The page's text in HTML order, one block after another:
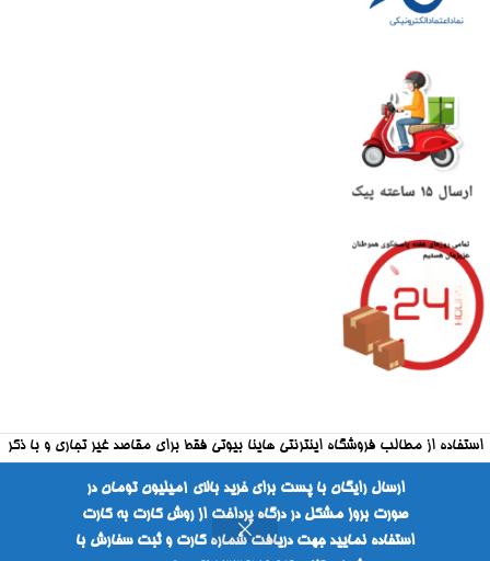
ارسال رایگان با پست برای خرید بالای ۱میلیون تومان در
صورت بروز مشکل در درگاه پرداخت از روش کارت به کارت
استفاده نمایید جهت دریافت شماره کارت و ثبت سفارش با
استفاده از مطالب فروشگاه اینترنتی هاینا بیوتی فقط برای مقاصد غیر تجاری و با ذکر
طراحی شده توسط شرکت فراکارانت